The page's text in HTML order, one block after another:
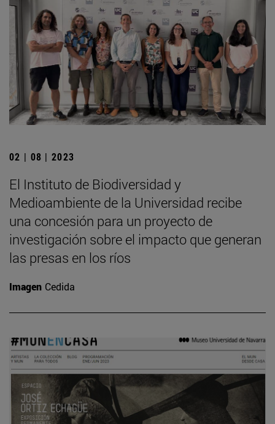
02 | 08 | 2023
El Instituto de Biodiversidad y
Medioambiente de la Universidad recibe
una concesión para un proyecto de
investigación sobre el impacto que generan
las presas en los ríos
Imagen Cedida